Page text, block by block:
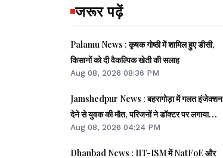
जरूर पढ़ें
Palamu News : कृषक गोष्ठी में शामिल हुए डीसी,
किसानों को दी वैकल्पिक खेती की सलाह
Aug 08, 2026 08:36 PM
Jamshedpur News : बहरागोड़ा में गलत इंजेक्शन
देने से युवक की मौत, परिजनों ने डॉक्टर पर लगाया
लापरवाही का आरोप
Aug 08, 2026 04:24 PM
Dhanbad News : IIT-ISM में NatFoE और